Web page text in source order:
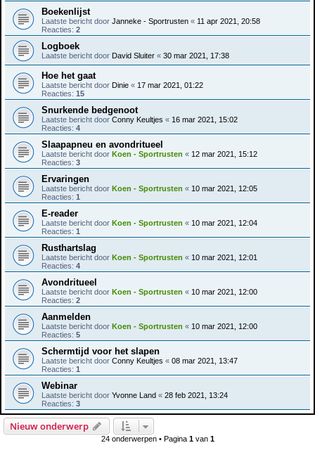
Boekenlijst
Laatste bericht door Janneke - Sportrusten « 11 apr 2021, 20:58
Reacties: 2
Logboek
Laatste bericht door David Sluiter « 30 mar 2021, 17:38
Hoe het gaat
Laatste bericht door Dinie « 17 mar 2021, 01:22
Reacties: 15
Snurkende bedgenoot
Laatste bericht door Conny Keultjes « 16 mar 2021, 15:02
Reacties: 4
Slaapapneu en avondritueel
Laatste bericht door Koen - Sportrusten « 12 mar 2021, 15:12
Reacties: 3
Ervaringen
Laatste bericht door Koen - Sportrusten « 10 mar 2021, 12:05
Reacties: 1
E-reader
Laatste bericht door Koen - Sportrusten « 10 mar 2021, 12:04
Reacties: 1
Rusthartslag
Laatste bericht door Koen - Sportrusten « 10 mar 2021, 12:01
Reacties: 4
Avondritueel
Laatste bericht door Koen - Sportrusten « 10 mar 2021, 12:00
Reacties: 2
Aanmelden
Laatste bericht door Koen - Sportrusten « 10 mar 2021, 12:00
Reacties: 5
Schermtijd voor het slapen
Laatste bericht door Conny Keultjes « 08 mar 2021, 13:47
Reacties: 1
Webinar
Laatste bericht door Yvonne Land « 28 feb 2021, 13:24
Reacties: 3
Nieuw onderwerp
24 onderwerpen • Pagina 1van 1